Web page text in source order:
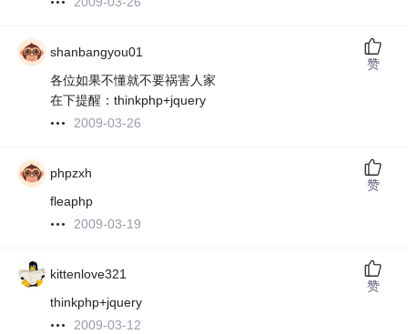
shanbangyou01
各位如果不懂就不要祸害人家
在下提醒：thinkphp+jquery
2009-03-26
赞
phpzxh
fleaphp
2009-03-19
赞
kittenlove321
thinkphp+jquery
2009-03-12
赞